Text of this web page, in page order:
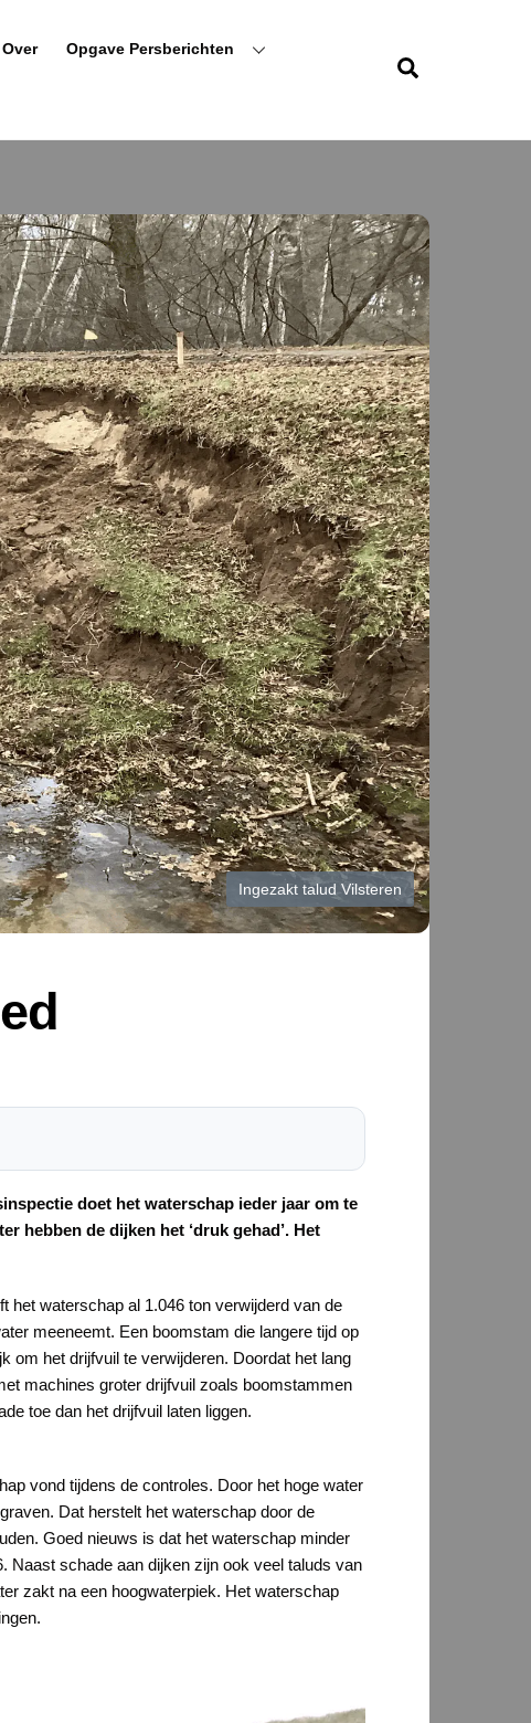
Over Opgave Persberichten
Ingezakt talud Vilsteren
doet het waterschap ieder jaar om te
hebben de dijken het ‘druk gehad’. Het
het waterschap al 1.046 ton verwijderd van de
meeneemt. Een boomstam die langere tijd op
om het drijfvuil te verwijderen. Doordat het lang
machines groter drijfvuil zoals boomstammen
toe dan het drijfvuil laten liggen.
vond tijdens de controles. Door het hoge water
Dat herstelt het waterschap door de
Goed nieuws is dat het waterschap minder
Naast schade aan dijken zijn ook veel taluds van
zakt na een hoogwaterpiek. Het waterschap